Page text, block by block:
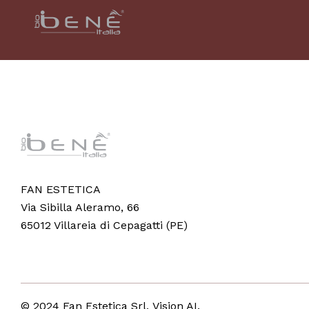
FAN ESTETICA
Via Sibilla Aleramo, 66
65012 Villareia di Cepagatti (PE)
© 2024 Fan Estetica Srl, Vision AI.